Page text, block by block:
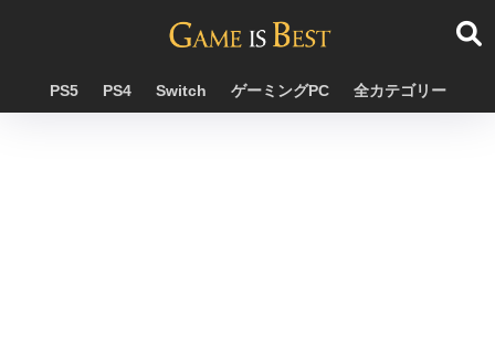
PS5 PS4 Switch ゲーミングPC 全カテゴリー